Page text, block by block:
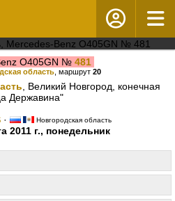
O405GN № 481
область, маршрут 20
, Великий Новгород, конечная
Державина"
· Новгородская область
2011 г., понедельник